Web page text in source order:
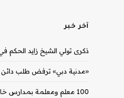
آخر خبر
ذكرى تولي الشيخ زايد
«مدنية دبي» ترفض طلب دائن وقف هبة بـ
100 معلم ومعلمة بمدارس خاصة يشاركون في «ملتقى المعلم الإماراتي» بدبي